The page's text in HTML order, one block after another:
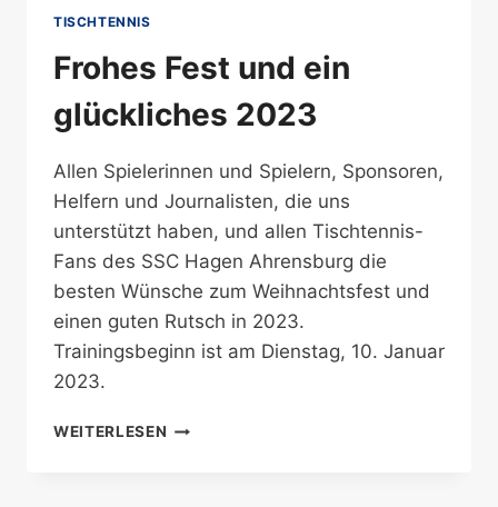
TISCHTENNIS
Frohes Fest und ein
glückliches 2023
Allen Spielerinnen und Spielern, Sponsoren,
Helfern und Journalisten, die uns
unterstützt haben, und allen Tischtennis-
Fans des SSC Hagen Ahrensburg die
besten Wünsche zum Weihnachtsfest und
einen guten Rutsch in 2023.
Trainingsbeginn ist am Dienstag, 10. Januar
2023.
WEITERLESEN FROHES